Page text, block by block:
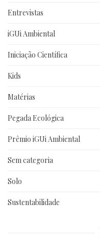
Entrevistas
iGUi Ambiental
Iniciação Científica
Kids
Matérias
Pegada Ecológica
Prêmio iGUi Ambiental
Sem categoria
Solo
Sustentabilidade